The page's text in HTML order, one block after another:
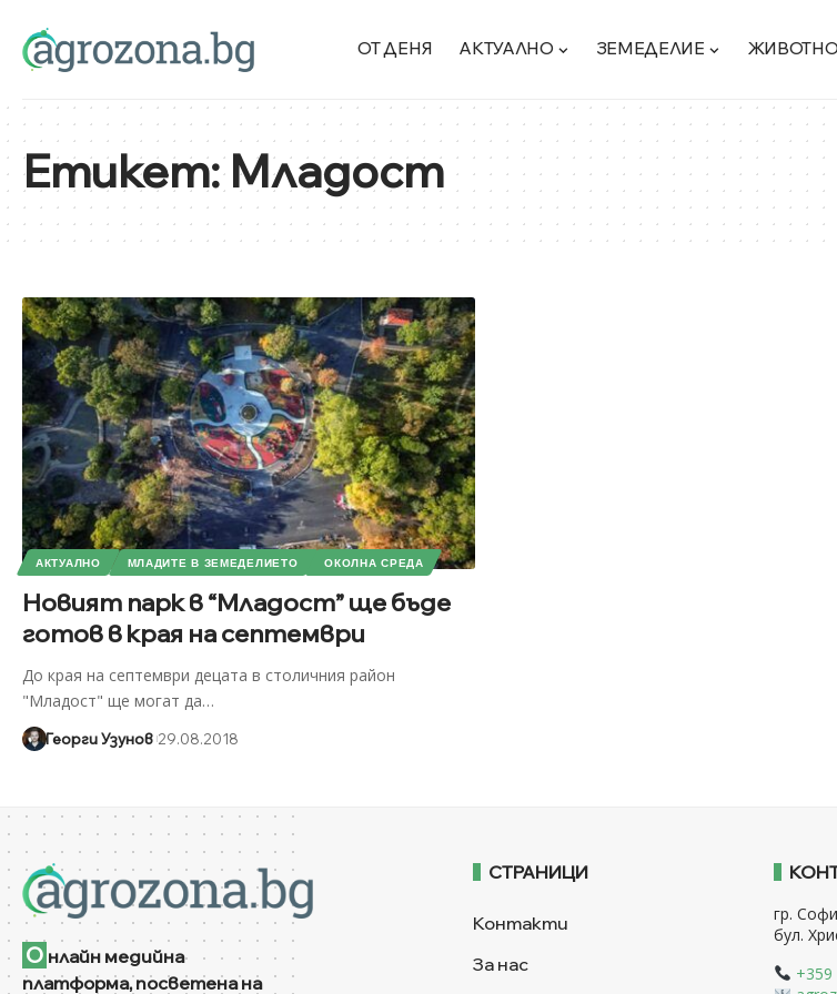
ОТ ДЕНЯ АКТУАЛНО ЗЕМЕДЕЛИЕ
Етикет:Младост
АКТУАЛНО МЛАДИТЕ В ЗЕМЕДЕЛИЕТО ОКОЛНА СРЕДА
Новият парк в “Младост” ще бъде
готов в края на септември
До края на септември децата в столичния район
"Младост" ще могат да…
Георги Узунов 29.08.2018
О нлайн медийна
платформа, посветена на
СТРАНИЦИ
Контакти
За нас
гр.
бул.
+359